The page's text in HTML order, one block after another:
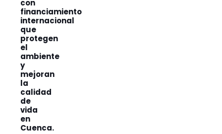
con
financiamiento
internacional
que
protegen
el
ambiente
y
mejoran
la
calidad
de
vida
en
Cuenca.